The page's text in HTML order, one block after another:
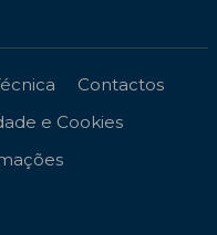
Contactos
e Cookies